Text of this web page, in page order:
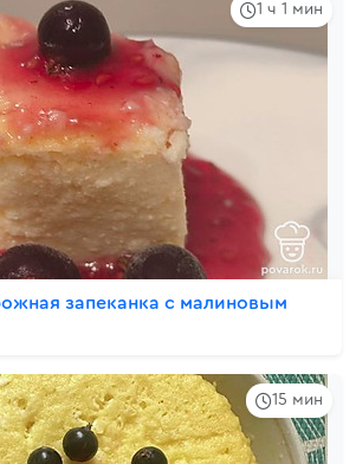
1 ч 1 мин
запеканка с малиновым
15 мин